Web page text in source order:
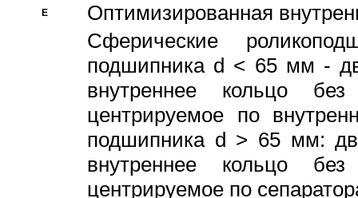
E
Оптимизированная
Сферические
подшипника d < 65 мм -
внутреннее кольцо
центрируемое по
подшипника d > 65 мм:
внутреннее кольцо
центрируемое по